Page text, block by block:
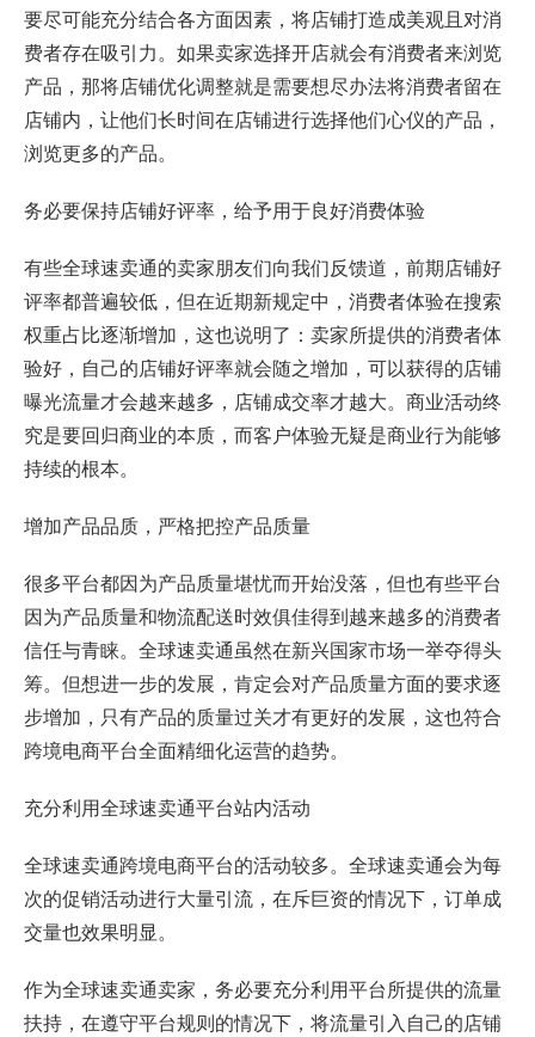
要尽可能充分结合各方面因素，将店铺打造成美观且对消
费者存在吸引力。如果卖家选择开店就会有消费者来浏览
产品，那将店铺优化调整就是需要想尽办法将消费者留在
店铺内，让他们长时间在店铺进行选择他们心仪的产品，
浏览更多的产品。
务必要保持店铺好评率，给予用于良好消费体验
有些全球速卖通的卖家朋友们向我们反馈道，前期店铺好
评率都普遍较低，但在近期新规定中，消费者体验在搜索
权重占比逐渐增加，这也说明了：卖家所提供的消费者体
验好，自己的店铺好评率就会随之增加，可以获得的店铺
曝光流量才会越来越多，店铺成交率才越大。商业活动终
究是要回归商业的本质，而客户体验无疑是商业行为能够
持续的根本。
增加产品品质，严格把控产品质量
很多平台都因为产品质量堪忧而开始没落，但也有些平台
因为产品质量和物流配送时效俱佳得到越来越多的消费者
信任与青睐。全球速卖通虽然在新兴国家市场一举夺得头
筹。但想进一步的发展，肯定会对产品质量方面的要求逐
步增加，只有产品的质量过关才有更好的发展，这也符合
跨境电商平台全面精细化运营的趋势。
充分利用全球速卖通平台站内活动
全球速卖通跨境电商平台的活动较多。全球速卖通会为每
次的促销活动进行大量引流，在斥巨资的情况下，订单成
交量也效果明显。
作为全球速卖通卖家，务必要充分利用平台所提供的流量
扶持，在遵守平台规则的情况下，将流量引入自己的店铺